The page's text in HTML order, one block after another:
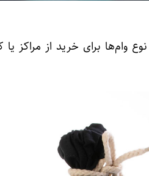
وام‌ها برای خرید از مراکز